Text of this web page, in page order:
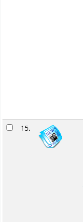
15.